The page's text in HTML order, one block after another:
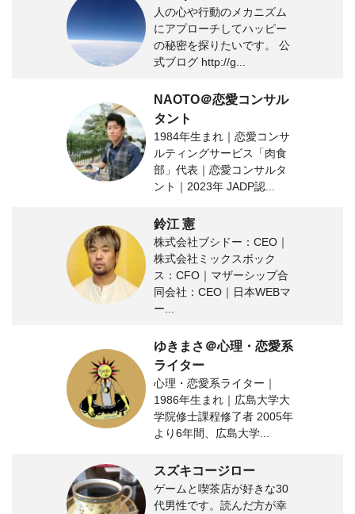
人の心や行動のメカニズム
にアプローチしてハッピー
の秘密を探りたいです。 公
式ブログ http://g...
NAOTO＠恋愛コンサル
タント
1984年生まれ｜恋愛コンサ
ルティングサービス「肉食
部」代表｜恋愛コンサルタ
ント｜2023年 JADP認...
鈴江 憲
株式会社ブシドー：CEO｜
株式会社ミックスボック
ス：CFO｜マザーシップ合
同会社：CEO｜日本WEBマ
ー...
ゆきまさ＠心理・恋愛系
ライター
心理・恋愛系ライター｜
1986年生まれ｜広島大学大
学院修士課程修了者 2005年
より6年間、広島大学...
スズキコージロー
ゲームと喫茶店が好きな30
代男性です。読んだ方が幸